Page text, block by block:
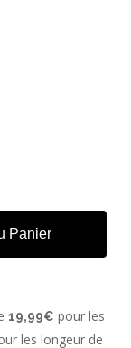
Panier
19,99€ pour les
les longeur de